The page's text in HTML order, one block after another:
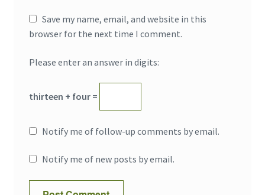
Save my name, email, and website in this
browser for the next time I comment.
Please enter an answer in digits:
thirteen + four =
Notify me of follow-up comments by email.
Notify me of new posts by email.